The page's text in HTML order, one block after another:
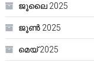
ജൂലൈ 2025
ജൂൺ 2025
മെയ്‌ 2025